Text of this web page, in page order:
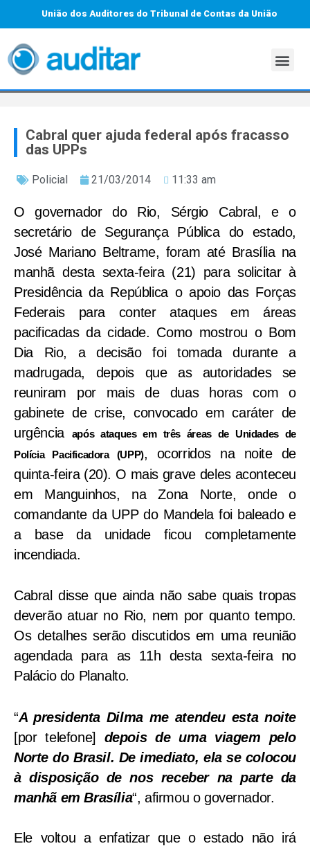
União dos Auditores do Tribunal de Contas da União
Cabral quer ajuda federal após fracasso
das UPPs
Policial 21/03/2014 11:33 am
O governador do Rio, Sérgio Cabral, e o
secretário de Segurança Pública do estado,
José Mariano Beltrame, foram até Brasília na
manhã desta sexta-feira (21) para solicitar à
Presidência da República o apoio das Forças
Federais para conter ataques em áreas
pacificadas da cidade. Como mostrou o Bom
Dia Rio, a decisão foi tomada durante a
madrugada, depois que as autoridades se
reuniram por mais de duas horas com o
gabinete de crise, convocado em caráter de
urgência
após ataques em três áreas de Unidades de
Polícia Pacificadora (UPP), ocorridos na noite de
quinta-feira (20). O mais grave deles aconteceu
em Manguinhos, na Zona Norte, onde o
comandante da UPP do Mandela foi baleado e
a base da unidade ficou completamente
incendiada.
Cabral disse que ainda não sabe quais tropas
deverão atuar no Rio, nem por quanto tempo.
Os detalhes serão discutidos em uma reunião
agendada para as 11h desta sexta-feira no
Palácio do Planalto.
“A presidenta Dilma me atendeu esta noite
[por telefone] depois de uma viagem pelo
Norte do Brasil. De imediato, ela se colocou
à disposição de nos receber na parte da
manhã em Brasília“, afirmou o governador.
Ele voltou a enfatizar que o estado não irá